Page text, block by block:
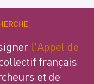
l'Appel de
français
et de